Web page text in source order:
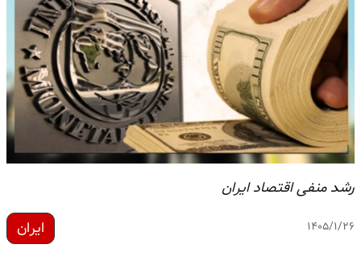
رشد منفی اقتصاد ایران
۱۴۰۵/۱/۲۶ ایران